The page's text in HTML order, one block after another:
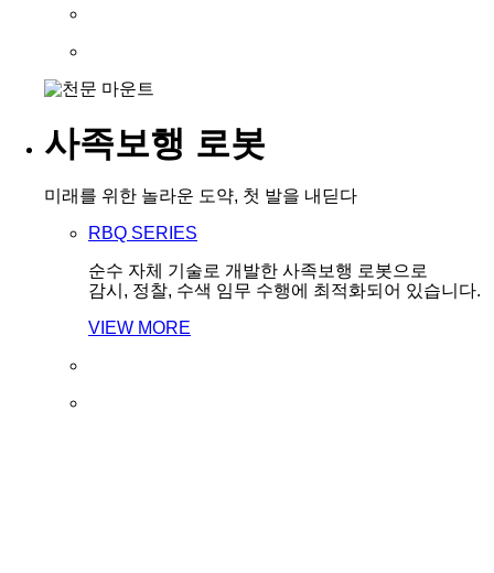
사족보행 로봇
미래를 위한 놀라운 도약, 첫 발을 내딛다
RBQ SERIES
순수 자체 기술로 개발한 사족보행 로봇으로
감시, 정찰, 수색 임무 수행에 최적화되어 있습니다.
VIEW MORE